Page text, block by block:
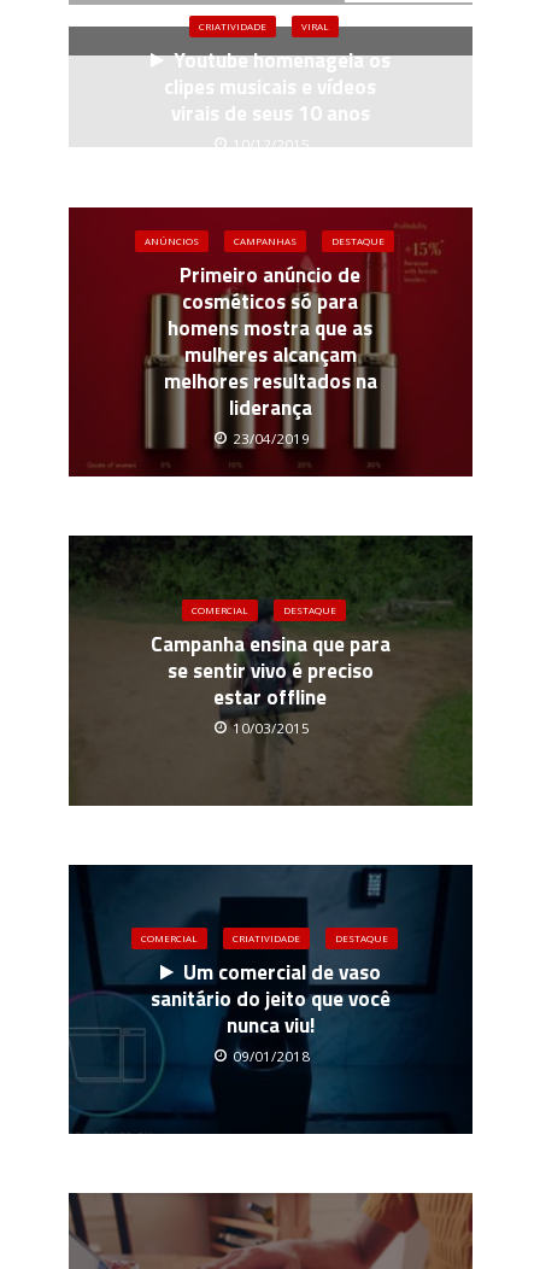
CRIATIVIDADE VIRAL
Youtube homenageia os
clipes musicais e vídeos
virais de seus 10 anos
10/12/2015
ANÚNCIOS CAMPANHAS DESTAQUE
Primeiro anúncio de
cosméticos só para
homens mostra que as
mulheres alcançam
melhores resultados na
liderança
23/04/2019
COMERCIAL DESTAQUE
Campanha ensina que para
se sentir vivo é preciso
estar offline
10/03/2015
COMERCIAL CRIATIVIDADE DESTAQUE
Um comercial de vaso
sanitário do jeito que você
nunca viu!
09/01/2018